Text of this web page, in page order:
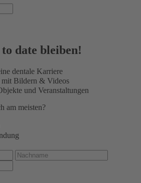
date bleiben!
dentale Karriere
mit Bildern & Videos
und Veranstaltungen
am meisten?